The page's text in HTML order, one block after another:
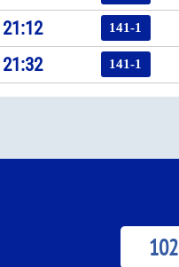
21:12
141-1
21:32 141-1
102